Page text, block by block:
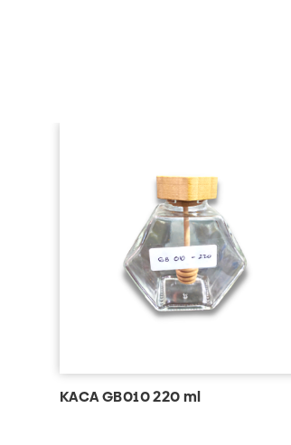
KACA GB010 220 ml